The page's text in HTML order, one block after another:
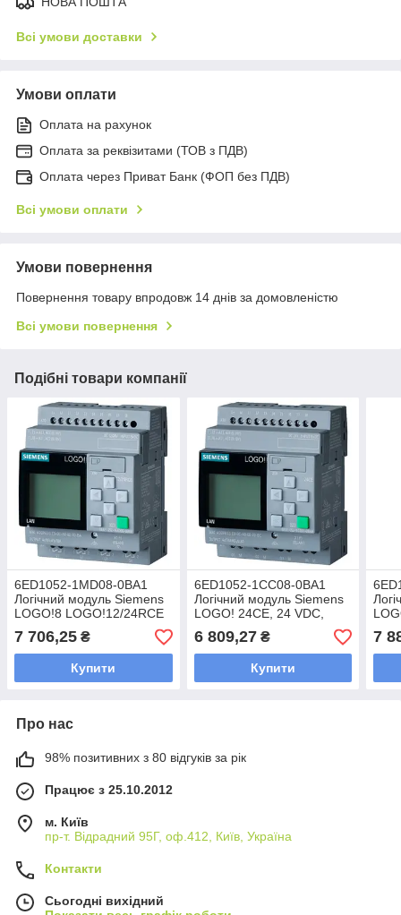
Всі умови доставки
Умови оплати
Оплата на рахунок
Оплата за реквізитами (ТОВ з ПДВ)
Оплата через Приват Банк (ФОП без ПДВ)
Всі умови оплати
Умови повернення
Повернення товару впродовж 14 днів за домовленістю
Всі умови повернення
Подібні товари компанії
6ED1052-1MD08-0BA1
Логічний модуль Siemens
LOGO!8 LOGO!12/24RCE
12/24 VDC, реле, 8 DI/4DO
7 706,25 ₴
Купити
6ED1052-1CC08-0BA1
Логічний модуль Siemens
LOGO! 24CE, 24 VDC,
транзистори, 8 DI / 4DO
6 809,27₴
Купити
7
Про нас
98% позитивних з 80 відгуків за рік
Працює з 25.10.2012
м. Київ
пр-т. Відрадний 95Г, оф.412, Київ, Україна
Контакти
Сьогодні вихідний